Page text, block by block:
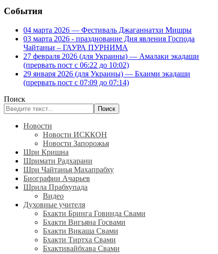
События
04 марта 2026 — Фестиваль Джаганнатхи Мишры
03 марта 2026 - празднование Дня явления Господа
Чайтаньи – ГАУРА ПУРНИМА
27 февраля 2026 (для Украины) — Амалаки экадаши
(прервать пост с 06:22 до 10:02)
29 января 2026 (для Украины) — Бхаими экадаши
(прервать пост с 07:09 до 07:14)
Поиск
Поиск
Новости
Новости ИСККОН
Новости Запорожья
Шри Кришна
Шримати Радхарани
Шри Чайтанья Махапрабху
Биографии Ачарьев
Шрила Прабхупада
Видео
Духовные учителя
Бхакти Бринга Говинда Свами
Бхакти Вигьяна Госвами
Бхакти Викаша Свами
Бхакти Тиртха Свами
Бхактивайбхава Свами